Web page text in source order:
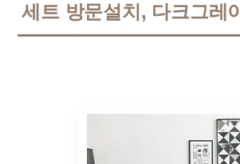
세트 방문설치, 다크그레이